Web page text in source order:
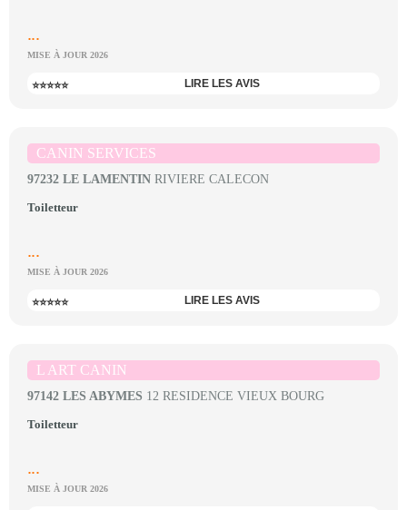
...
MISE À JOUR 2026
⭐⭐⭐⭐⭐ LIRE LES AVIS
CANIN SERVICES
97232 LE LAMENTIN RIVIERE CALECON
Toiletteur
...
MISE À JOUR 2026
⭐⭐⭐⭐⭐ LIRE LES AVIS
L ART CANIN
97142 LES ABYMES 12 RESIDENCE VIEUX BOURG
Toiletteur
...
MISE À JOUR 2026